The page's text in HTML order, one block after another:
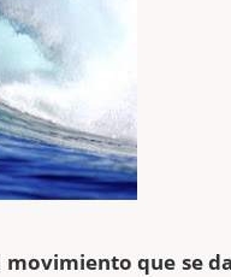
que se